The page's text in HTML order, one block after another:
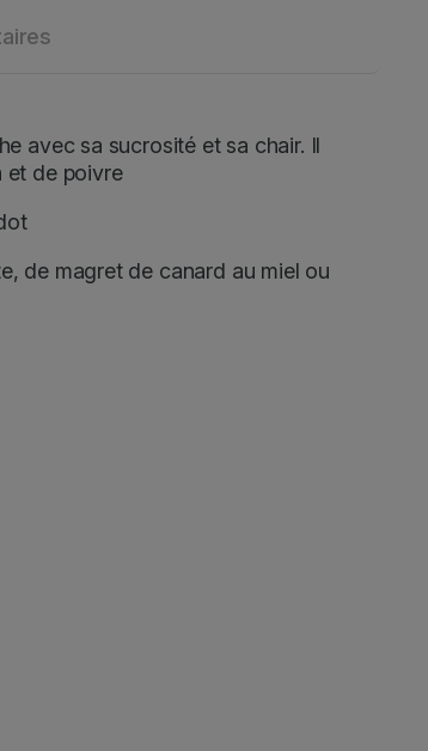
avec sa sucrosité et sa chair. Il
et de poivre
de magret de canard au miel ou